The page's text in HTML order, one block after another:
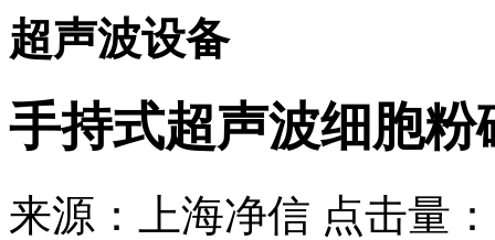
超声波设备
手持式超声波细胞粉
来源：上海净信 点击量：